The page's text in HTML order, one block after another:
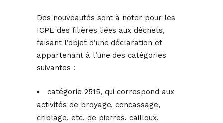
Des nouveautés sont à noter pour les
ICPE des filières liées aux déchets,
faisant l’objet d’une déclaration et
appartenant à l’une des catégories
suivantes :
catégorie 2515, qui correspond aux
activités de broyage, concassage,
criblage, etc. de pierres, cailloux,